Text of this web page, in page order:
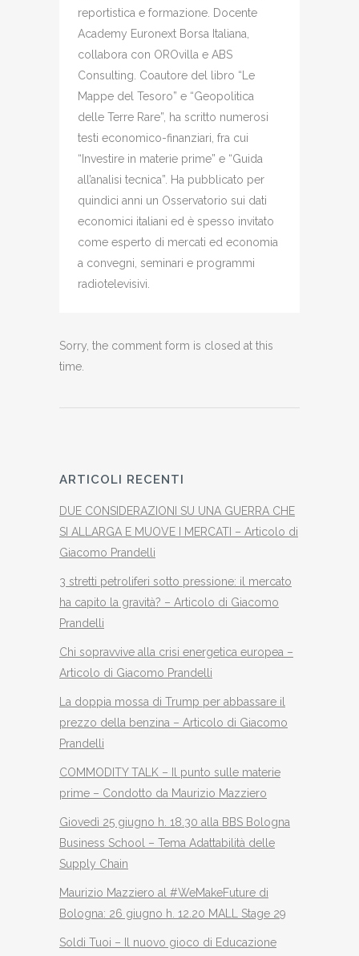
reportistica e formazione. Docente
Academy Euronext Borsa Italiana,
collabora con OROvilla e ABS
Consulting. Coautore del libro “Le
Mappe del Tesoro” e “Geopolitica
delle Terre Rare”, ha scritto numerosi
testi economico-finanziari, fra cui
“Investire in materie prime” e “Guida
all’analisi tecnica”. Ha pubblicato per
quindici anni un Osservatorio sui dati
economici italiani ed è spesso invitato
come esperto di mercati ed economia
a convegni, seminari e programmi
radiotelevisivi.
Sorry, the comment form is closed at this
time.
ARTICOLI RECENTI
DUE CONSIDERAZIONI SU UNA GUERRA CHE
SI ALLARGA E MUOVE I MERCATI – Articolo di
Giacomo Prandelli
3 stretti petroliferi sotto pressione: il mercato
ha capito la gravità? – Articolo di Giacomo
Prandelli
Chi sopravvive alla crisi energetica europea –
Articolo di Giacomo Prandelli
La doppia mossa di Trump per abbassare il
prezzo della benzina – Articolo di Giacomo
Prandelli
COMMODITY TALK – Il punto sulle materie
prime – Condotto da Maurizio Mazziero
Giovedì 25 giugno h. 18.30 alla BBS Bologna
Business School – Tema Adattabilità delle
Supply Chain
Maurizio Mazziero al #WeMakeFuture di
Bologna: 26 giugno h. 12.20 MALL Stage 29
Soldi Tuoi – Il nuovo gioco di Educazione